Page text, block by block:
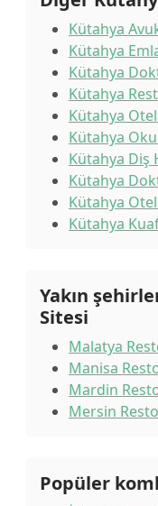
Kütahya
Kütahya
Kütahya
Kütahya
Kütahya
Kütahya
Kütahya Diş
Kütahya
Kütahya
Kütahya
Yakın
Sitesi
Malatya
Manisa
Mardin
Mersin
Popüler